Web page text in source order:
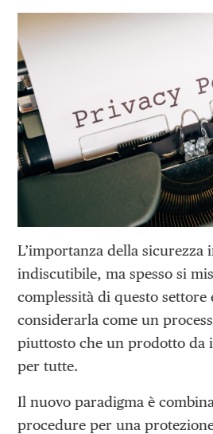
L’importanza della sicurezza
indiscutibile, ma spesso si
complessità di questo settore
considerarla come un
piuttosto che un prodotto da
per tutte.
Il nuovo paradigma è
procedure per una